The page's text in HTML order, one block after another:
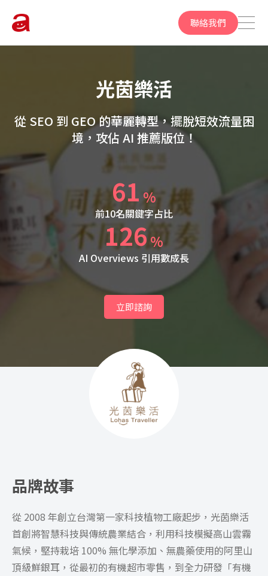
聯絡我們
光茵樂活
從 SEO 到 GEO 的華麗轉型，擺脫短效流量困
境，攻佔 AI 推薦版位！
61 %
前10名關鍵字占比
126%
AI Overviews 引用數成長
立即諮詢
品牌故事
從 2008 年創立台灣第一家科技植物工廠起步，光茵樂活
首創將智慧科技與傳統農業結合，利用科技模擬高山雲霧
氣候，堅持栽培 100% 無化學添加、無農藥使用的阿里山
頂級鮮銀耳，從最初的有機超市零售，到全力研發「有機